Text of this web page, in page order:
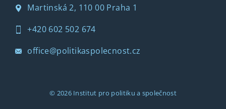
Martinská 2, 110 00 Praha 1
+420 602 502 674
office@politikaspolecnost.cz
© 2026 Institut pro politiku a společnost